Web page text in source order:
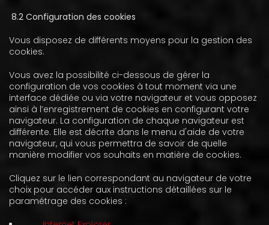
8.2 Configuration des cookies
Vous disposez de différents moyens pour la gestion des
cookies.
Vous avez la possibilité ci-dessous de gérer la
configuration de vos cookies à tout moment via une
interface dédiée ou via votre navigateur et vous opposez
ainsi à l’enregistrement de cookies en configurant votre
navigateur. La configuration de chaque navigateur est
différente. Elle est décrite dans le menu d'aide de votre
navigateur, qui vous permettra de savoir de quelle
manière modifier vos souhaits en matière de cookies.
Cliquez sur le lien correspondant au navigateur de votre
choix pour accéder aux instructions détaillées sur le
paramétrage des cookies :